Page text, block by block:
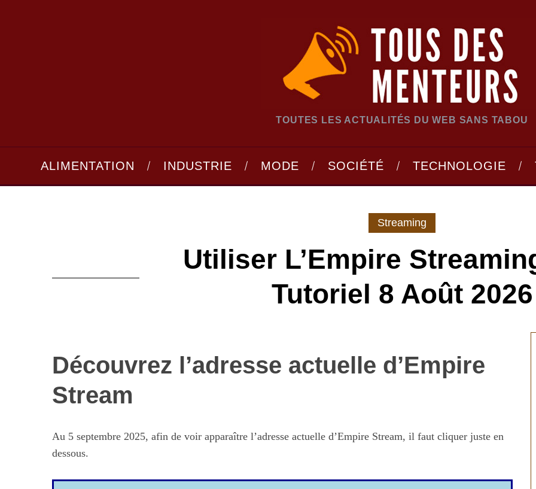
TOUTES LES ACTUALITÉS DU WEB SANS TABOU
ALIMENTATION INDUSTRIE MODE SOCIÉTÉ TECHNOLOGIE
Streaming
Utiliser L’Empire
Tutoriel 8 Août 2026
Découvrez l’adresse actuelle d’Empire
Stream
Au 5 septembre 2025, afin de voir apparaître l’adresse actuelle d’Empire Stream, il faut cliquer juste en
dessous.